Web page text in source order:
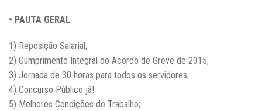
• PAUTA GERAL
1) Reposição Salarial;
2) Cumprimento Integral do Acordo de Greve de 2015;
3) Jornada de 30 horas para todos os servidores;
4) Concurso Público já!
5) Melhores Condições de Trabalho;